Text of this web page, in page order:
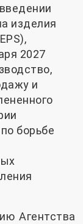
изделия
2027
и
борьбе
Агентства